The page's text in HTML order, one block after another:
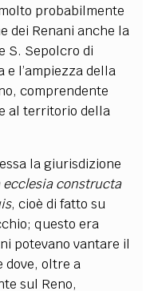
probabilmente
dei Renani anche la
S. Sepolcro di
e l’ampiezza della
comprendente
al territorio della
la giurisdizione
constructa
, cioè di fatto su
questo era
potevano vantare il
dove, oltre a
sul Reno,